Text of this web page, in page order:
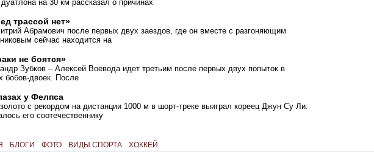
на 30 км рассказал о причинах
трассой нет»
Абрамович после первых двух заездов, где он вместе с разгоняющим
сейчас находится на
не боятся»
Зубков – Алексей Воевода идет третьим после первых двух попыток в
бобов-двоек. После
у Фелпса
с рекордом на дистанции 1000 м в шорт-треке выиграл кореец Джун Су Ли.
его соотечественнику
БЛОГИ ФОТО ВИДЫ СПОРТА ХОККЕЙ